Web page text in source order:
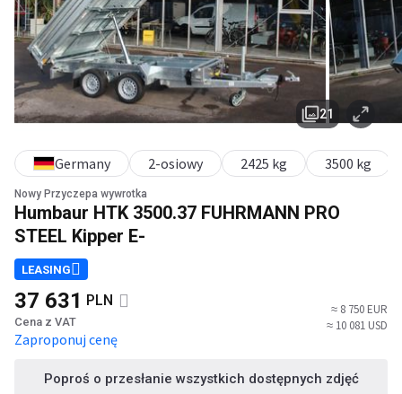
Nowy Przyczepa wywrotka
Humbaur HTK 3500.37 FUHRMANN PRO
STEEL Kipper E-
21
Germany 2-osiowy 2425 kg 3500 kg
LEASING
37 631 PLN
Cena z VAT
Zaproponuj cenę
≈ 8 750 EUR
≈ 10 081 USD
Poproś o przesłanie wszystkich dostępnych zdjęć